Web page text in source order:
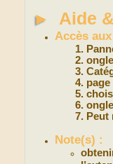
► Aide
Accès
page
Note(s) :